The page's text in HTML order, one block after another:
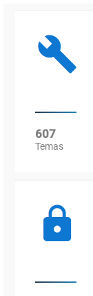
607
Temas